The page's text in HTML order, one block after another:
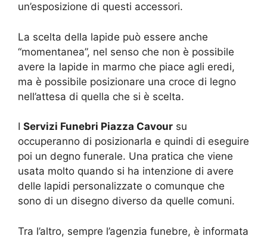
un’esposizione di questi accessori.
La scelta della lapide può essere anche
“momentanea”, nel senso che non è possibile
avere la lapide in marmo che piace agli eredi,
ma è possibile posizionare una croce di legno
nell’attesa di quella che si è scelta.
I Servizi Funebri Piazza Cavour su
occuperanno di posizionarla e quindi di eseguire
poi un degno funerale. Una pratica che viene
usata molto quando si ha intenzione di avere
delle lapidi personalizzate o comunque che
sono di un disegno diverso da quelle comuni.
Tra l’altro, sempre l’agenzia funebre, è informata